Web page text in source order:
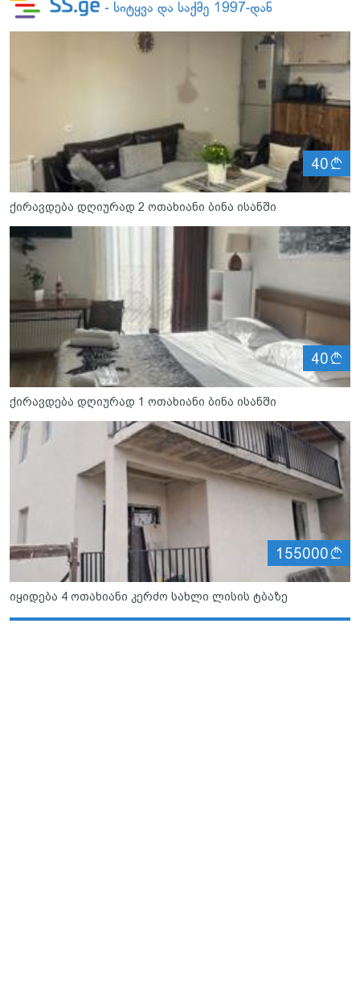
40
ქირავდება დღიურად 2 ოთახიანი ბინა ისანში
40
ქირავდება დღიურად 1 ოთახიანი ბინა ისანში
155000
იყიდება 4 ოთახიანი კერძო სახლი ლისის ტბაზე